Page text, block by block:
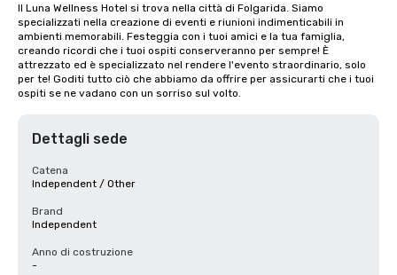
Il Luna Wellness Hotel si trova nella città di Folgarida. Siamo
specializzati nella creazione di eventi e riunioni indimenticabili in
ambienti memorabili. Festeggia con i tuoi amici e la tua famiglia,
creando ricordi che i tuoi ospiti conserveranno per sempre! È
attrezzato ed è specializzato nel rendere l'evento straordinario, solo
per te! Goditi tutto ciò che abbiamo da offrire per assicurarti che i tuoi
ospiti se ne vadano con un sorriso sul volto.
Dettagli sede
Catena
Independent / Other
Brand
Independent
Anno di costruzione
-